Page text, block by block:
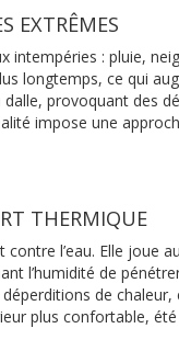
EXTRÊMES
intempéries : pluie,
longtemps, ce qui
provoquant des
impose une
THERMIQUE
l’eau. Elle joue
l’humidité de
de
plus confortable,